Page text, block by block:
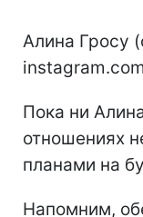
Алина Гросу
Пока ни
отношениях
планами на
Напомним,